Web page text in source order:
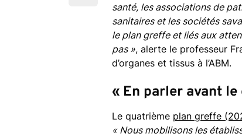
santé, les associations de
sanitaires et les sociétés
le plan greffe et liés aux
pas », alerte le professeur
d’organes et tissus à l’ABM.
« En parler avant le
Le quatrième plan greffe
« Nous mobilisons les